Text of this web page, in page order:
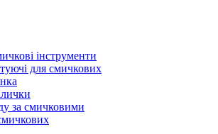
інструменти
для смичкових
за смичковими